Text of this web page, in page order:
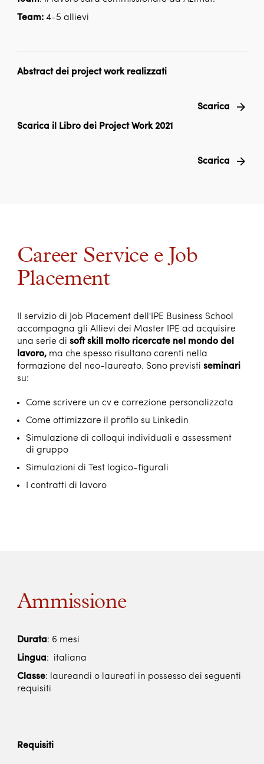
Team:4-5 allievi
Abstract dei project work realizzati
Scarica
Scarica il Libro dei Project Work 2021
Scarica
Career Service e Job
Placement
Il servizio di Job Placement dell'IPE Business School
accompagna gli Allievi dei Master IPE ad acquisire
una serie di soft skill molto ricercate nel mondo del
lavoro,ma che spesso risultano carenti nella
formazione del neo-laureato. Sono previsti seminari
su:
Come scrivere un cv e correzione personalizzata
Come ottimizzare il profilo su Linkedin
Simulazione di colloqui individuali e assessment
di gruppo
Simulazioni di Test logico-figurali
I contratti di lavoro
Ammissione
Durata: 6 mesi
Lingua: italiana
Classe: laureandi o laureati in possesso dei seguenti
requisiti
Requisiti